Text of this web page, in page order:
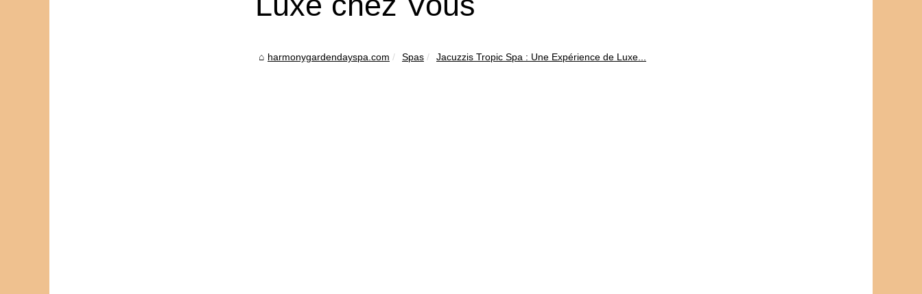
harmonygardendayspa.com Spas Jacuzzis Tropic Spa : Une Expérience de Luxe...